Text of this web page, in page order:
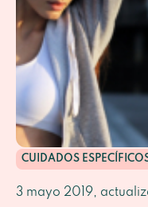
CUIDADOS
3 mayo 2019,